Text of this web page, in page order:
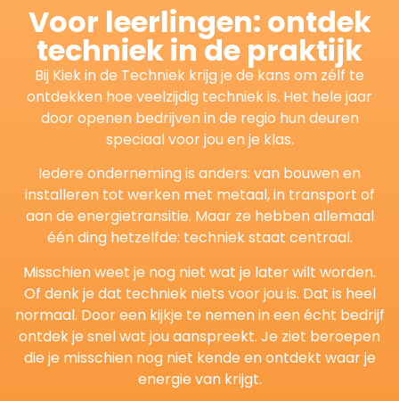
Voor leerlingen: ontdek
techniek in de praktijk
Bij Kiek in de Techniek krijg je de kans om zélf te
ontdekken hoe veelzijdig techniek is. Het hele jaar
door openen bedrijven in de regio hun deuren
speciaal voor jou en je klas.
Iedere onderneming is anders: van bouwen en
installeren tot werken met metaal, in transport of
aan de energietransitie. Maar ze hebben allemaal
één ding hetzelfde: techniek staat centraal.
Misschien weet je nog niet wat je later wilt worden.
Of denk je dat techniek niets voor jou is. Dat is heel
normaal. Door een kijkje te nemen in een écht bedrijf
ontdek je snel wat jou aanspreekt. Je ziet beroepen
die je misschien nog niet kende en ontdekt waar je
energie van krijgt.